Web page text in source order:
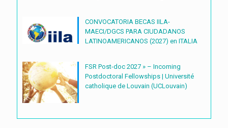
CONVOCATORIA BECAS IILA-
MAECI/DGCS PARA CIUDADANOS
LATINOAMERICANOS (2027) en ITALIA
FSR Post-doc 2027 » – Incoming
Postdoctoral Fellowships | Université
catholique de Louvain (UCLouvain)